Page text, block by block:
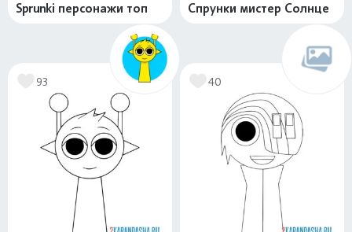
Sprunki персонажи топ Спрунки мистер Солнце
93 40